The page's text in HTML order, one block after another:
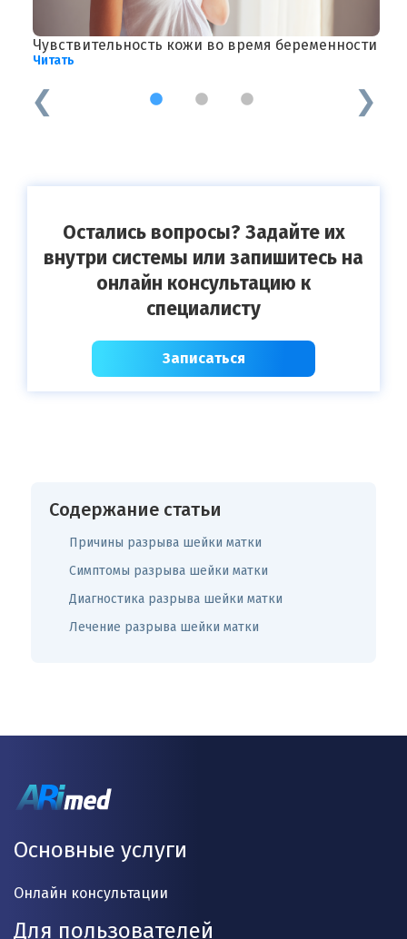
Чувствительность кожи во время беременности
Читать
1 2 3
Остались вопросы? Задайте их
внутри системы или запишитесь на
онлайн консультацию к
специалисту
Записаться
Содержание статьи
Причины разрыва шейки матки
Симптомы разрыва шейки матки
Диагностика разрыва шейки матки
Лечение разрыва шейки матки
Основные услуги
Онлайн консультации
Для пользователей